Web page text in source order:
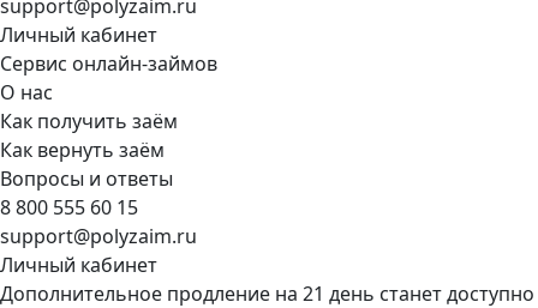
support@polyzaim.ru
Личный кабинет
Сервис онлайн-займов
О нас
Как получить заём
Как вернуть заём
Вопросы и ответы
8 800 555 60 15
support@polyzaim.ru
Личный кабинет
Дополнительное продление на 21 день станет доступно